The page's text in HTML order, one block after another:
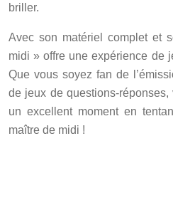
briller.
Avec son matériel complet et
midi » offre une expérience de
Que vous soyez fan de
de jeux de questions-
un excellent moment en
maître de midi !